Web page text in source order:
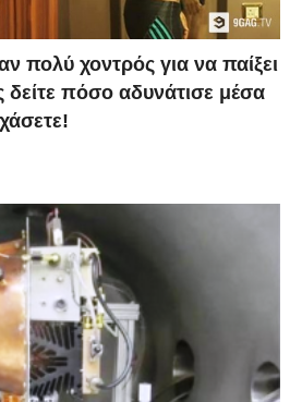
κόσμο, όπως αναφέρεται στο
πολύ χοντρός για να παίξει
δείτε πόσο αδυνάτισε μέσα